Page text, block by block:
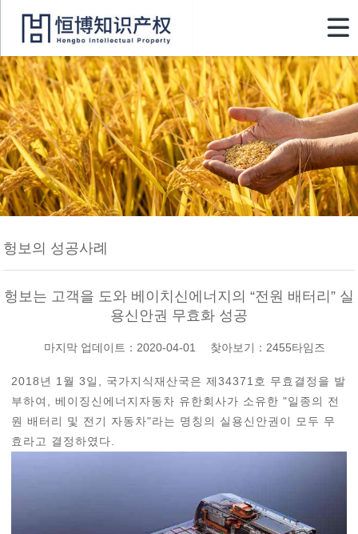

헝보의 성공사례
헝보는 고객을 도와 베이치신에너지의 “전원 배터리” 실
용신안권 무효화 성공
마지막 업데이트：2020-04-01 찾아보기：2455타임즈
2018년 1월 3일, 국가지식재산국은 제34371호 무효결정을 발
부하여, 베이징신에너지자동차 유한회사가 소유한 "일종의 전
원 배터리 및 전기 자동차"라는 명칭의 실용신안권이 모두 무
효라고 결정하였다.